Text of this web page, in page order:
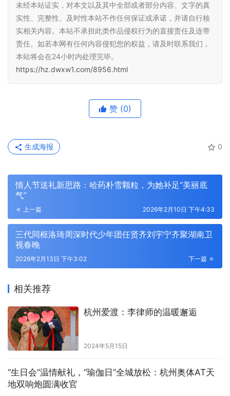
未经本站证实，对本文以及其中全部或者部分内容、文字的真
实性、完整性、及时性本站不作任何保证或承诺，并请自行核
实相关内容。本站不承担此类作品侵权行为的直接责任及连带
责任。如若本网有任何内容侵犯您的权益，请及时联系我们，
本站将会在24小时内处理完毕。
https://hz.dwxw1.com/8956.html
赞 (0)
0
生成海报
情人节送礼新思路：哈药朴雪颗粒，为她补足“美丽底
气”
上一篇 2026年2月10日 下午4:33
三代同框洛琦周深时代少年团任贤齐刘宇宁齐聚湖南卫
视春晚
下一篇
2026年2月13日 下午3:02
相关推荐
杭州爱渡：李律师的温暖邂逅
2024年5月15日
“生日会”温情献礼，“瑜伽日”全城放松：杭州奥体AT天
地双响炮圆满收官